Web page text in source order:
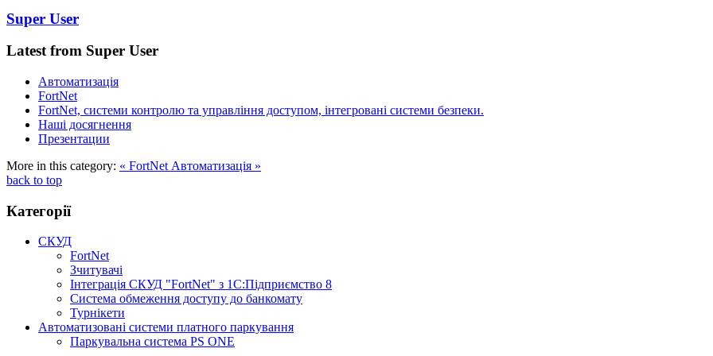
Super User
Latest from Super User
Автоматизація
FortNet
FortNet, системи контролю та управління доступом, інтегровані системи безпеки.
Наші досягнення
Презентации
More in this category: « FortNet Автоматизація »
back to top
Категорії
СКУД
FortNet
Зчитувачі
Інтеграція СКУД "FortNet" з 1С:Підприємство 8
Система обмеження доступу до банкомату
Турнікети
Автоматизовані системи платного паркування
Паркувальна система PS ONE